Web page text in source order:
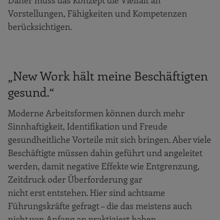
Vorstellungen, Fähigkeiten und Kompetenzen
berücksichtigen.
„New Work hält meine Beschäftigten
gesund.“
Moderne Arbeitsformen können durch mehr
Sinnhaftigkeit, Identifikation und Freude
gesundheitliche Vorteile mit sich bringen. Aber viele
Beschäftigte müssen dahin geführt und angeleitet
werden, damit negative Effekte wie Entgrenzung,
Zeitdruck oder Überforderung gar
nicht erst entstehen. Hier sind achtsame
Führungskräfte gefragt – die das meistens auch